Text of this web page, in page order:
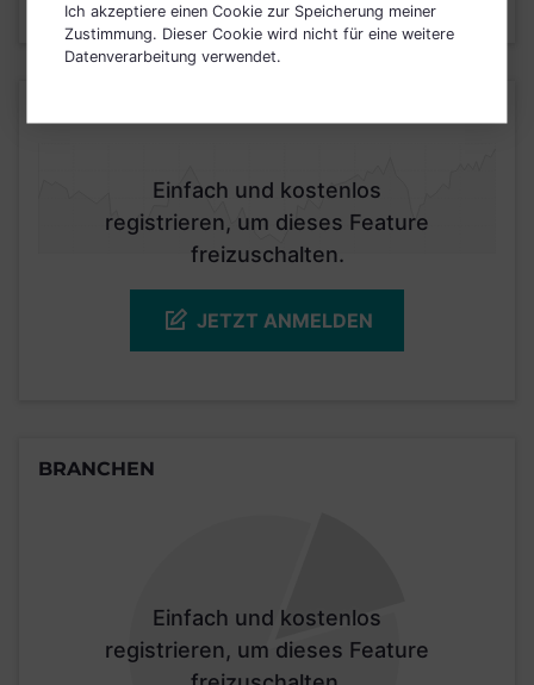
Stand 20.09.2022
Einfach und kostenlos
registrieren, um dieses Feature
freizuschalten.
JETZT ANMELDEN
BRANCHEN
Einfach und kostenlos
registrieren, um dieses Feature
Ich akzeptiere einen Cookie zur Speicherung meiner
Zustimmung. Dieser Cookie wird nicht für eine weitere
Datenverarbeitung verwendet.